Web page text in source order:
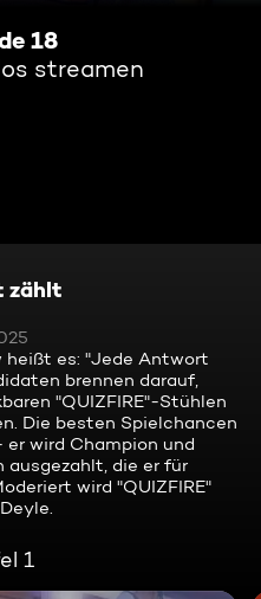
18
streamen
zählt
heißt es: "Jede Antwort
brennen darauf,
"QUIZFIRE"-Stühlen
Die besten Spielchancen
wird Champion und
die er für
wird "QUIZFIRE"
1